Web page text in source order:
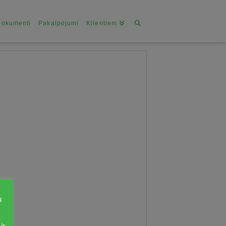
Pakalpojumi Klientiem